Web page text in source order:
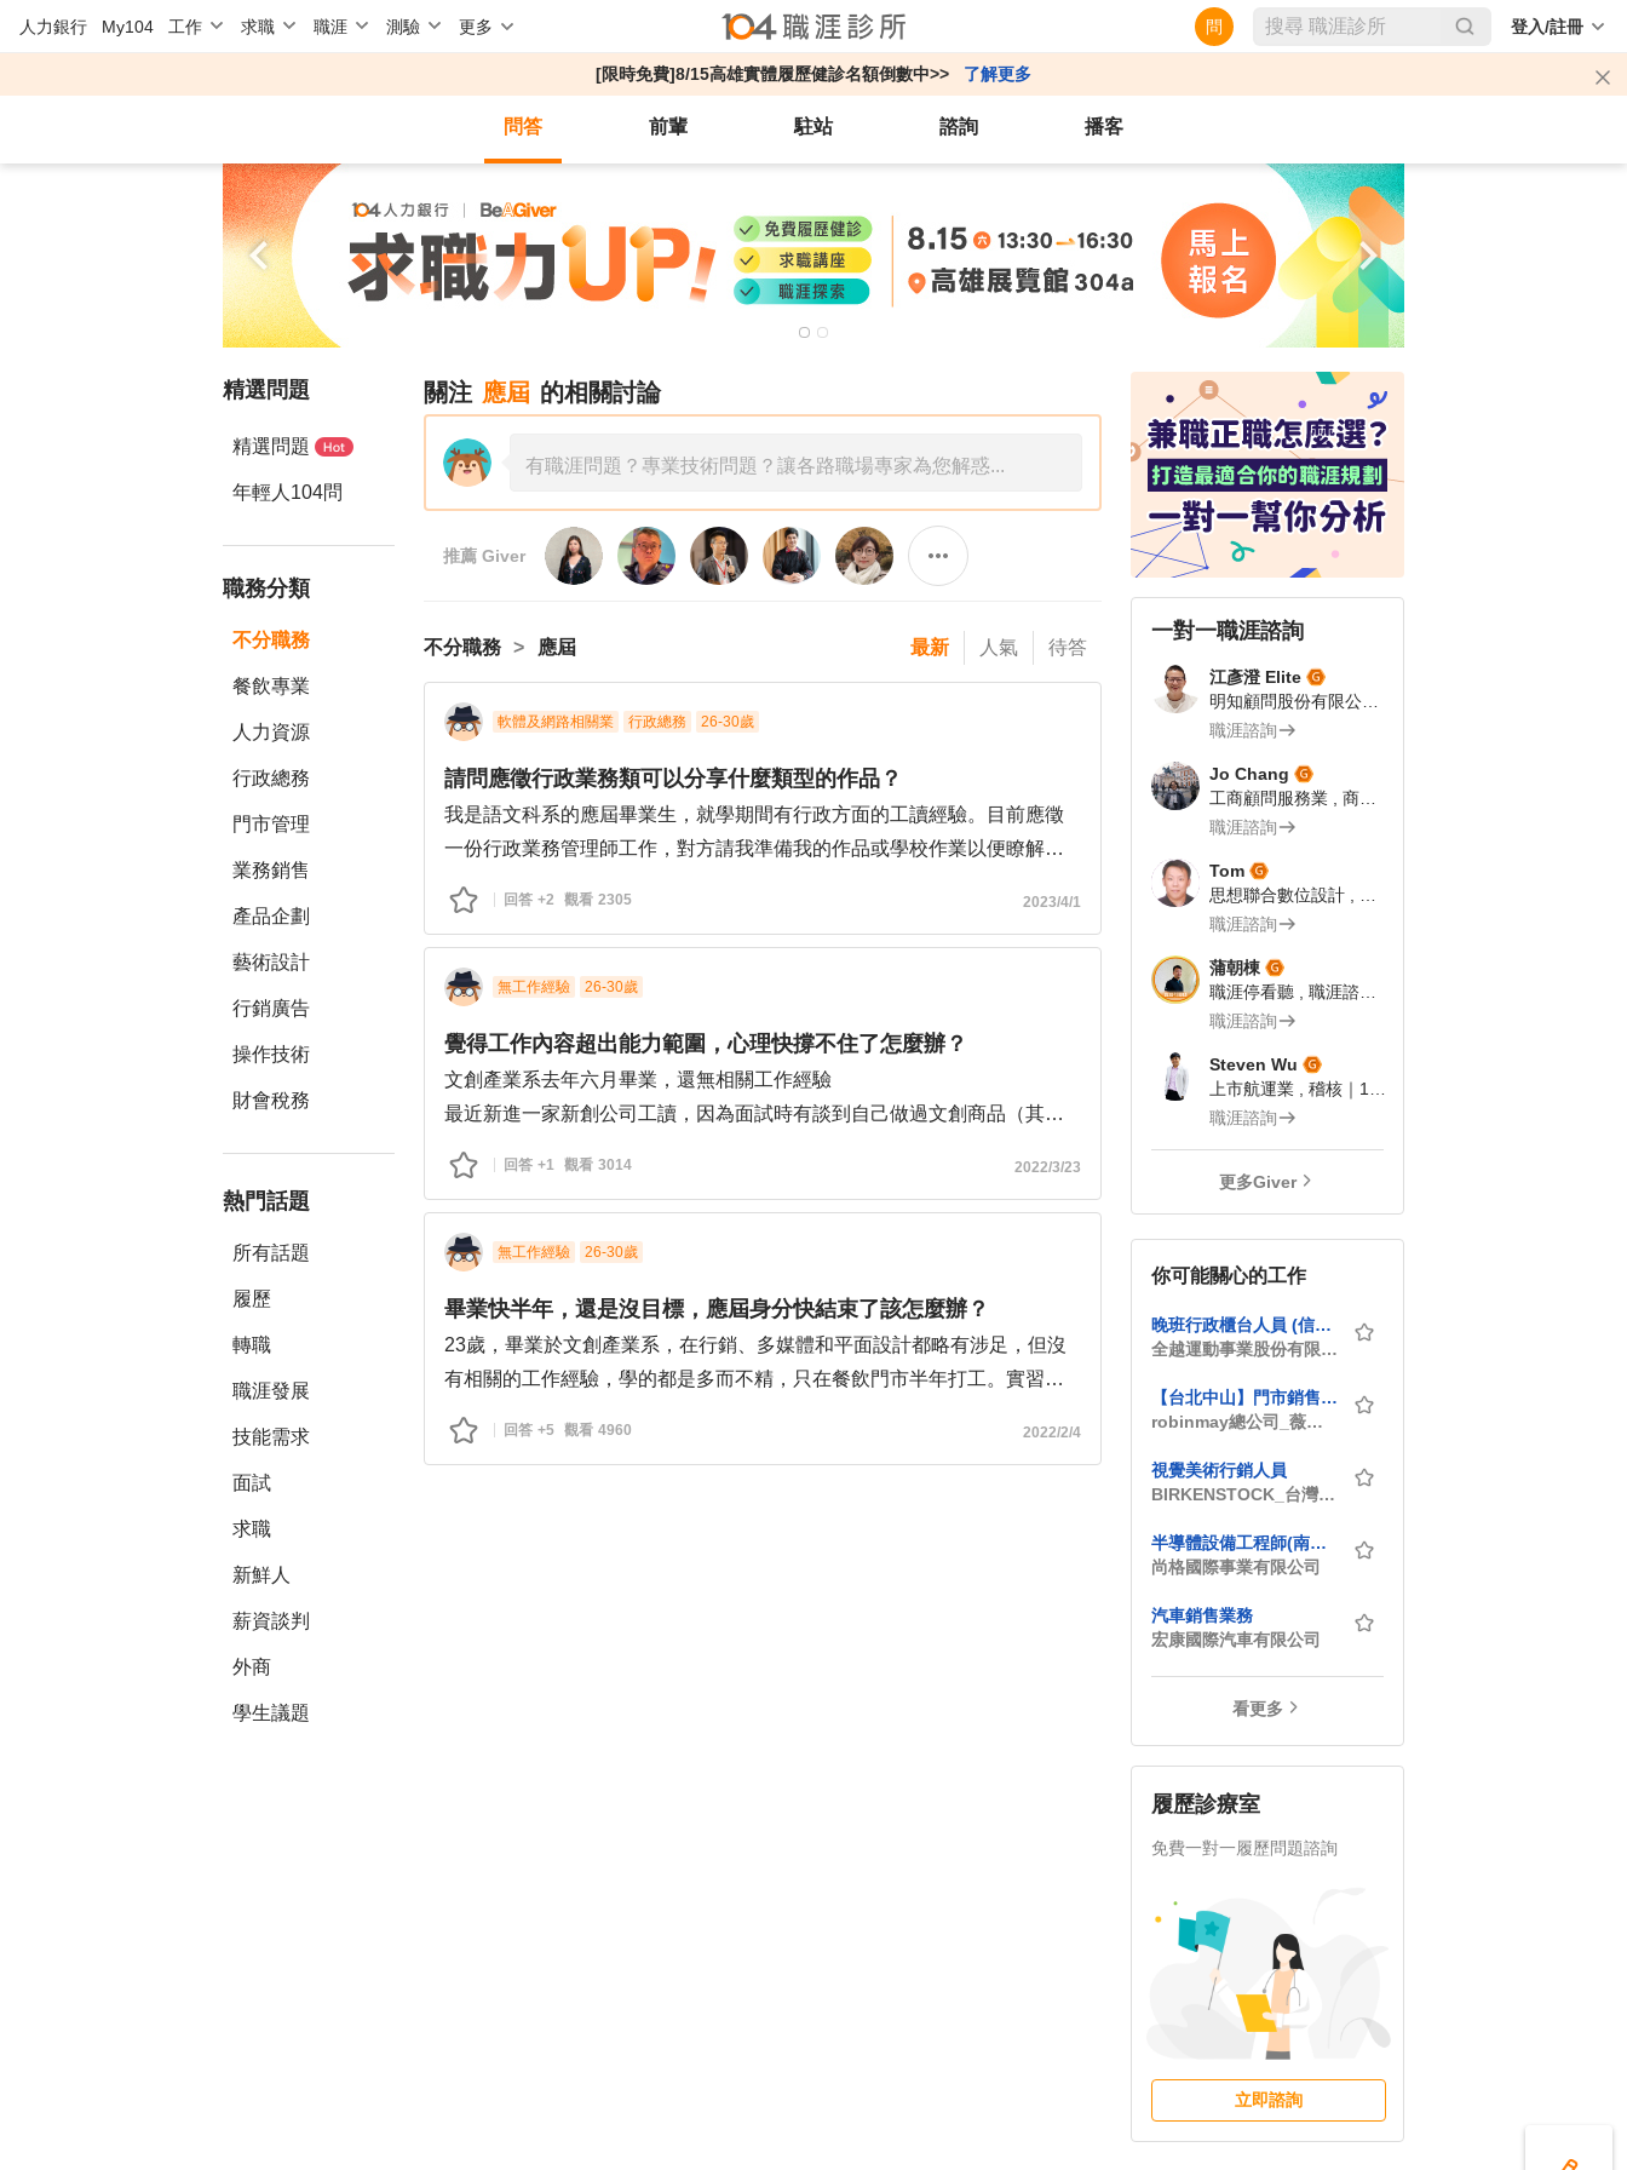
人力銀行 My104 工作 求職 職涯 測驗 更多 問 登入/註冊
[限時免費]8/15高雄實體履歷健診名額倒數中>> 了解更多
問答 前輩 駐站 諮詢 播客
精選問題
精選問題
年輕人104問
職務分類
不分職務
餐飲專業
人力資源
行政總務
門市管理
業務銷售
產品企劃
藝術設計
行銷廣告
操作技術
財會稅務
熱門話題
所有話題
履歷
轉職
職涯發展
技能需求
面試
求職
新鮮人
薪資談判
外商
學生議題
關注 應屆 的相關討論
推薦 Giver
不分職務 應屆 最新 人氣 待答
軟體及網路相關業 行政總務 26-30歲
請問應徵行政業務類可以分享什麼類型的作品？
我是語文科系的應屆畢業生，就學期間有行政方面的工讀經驗。目前應徵
一份行政業務管理師工作，對方請我準備我的作品或學校作業以便瞭解
我：
請問哪方面的作品可以展示我適合這份工作呢？
是平常學校上課報告用的ppt嗎？
還是我自己做一份關於我的ppt呢？
回答 +2 觀看 2305 2023/4/1
無工作經驗 26-30歲
覺得工作內容超出能力範圍，心理快撐不住了怎麼辦？
文創產業系去年六月畢業，還無相關工作經驗
最近新進一家新創公司工讀，因為面試時有談到自己做過文創商品（其實
也只是畢業製作，品質還沒到商業化程度），老闆可能是藉這個原因讓我
錄取
第一天開門見山讓我負責一項商品產出，找廠商生產出貨，包裝尺寸丈
量，也要負責部分美術設計。途中沒有職前訓練，沒有時薪，要等找好廠
因為才剛出社會，想要做點成績學點經驗，所以咬牙開始找廠商
當父母問有無勞保時覺得到似乎沒有，因為老闆只要了履歷和line，沒有簽
署其他東西；問廠商時發現公司給的印刷產出預算實在太少，廠商看起來
對我十分無奈；預估包裝尺寸內容時老闆要求太多，我自己經驗也沒到專
回答 +1 觀看 3014 2022/3/23
無工作經驗 26-30歲
畢業快半年，還是沒目標，應屆身分快結束了該怎麼辦？
23歲，畢業於文創產業系，在行銷、多媒體和平面設計都略有涉足，但沒
有相關的工作經驗，學的都是多而不精，只在餐飲門市半年打工。實習分
是依靠老師勉強拿到的，行銷自己只會理論而沒有實務經驗，平面或實體
作品大多都是一看就很粗糙的成品。
回答 +5 觀看 4960 2022/2/4
一對一職涯諮詢
江彥澄 Elite
職涯諮詢
Jo Chang
職涯諮詢
Tom
職涯諮詢
蒲朝棟
職涯諮詢
Steven Wu
職涯諮詢
更多Giver
你可能關心的工作
晚班行政櫃台人員 (信義運動中心)
全越運動事業股份有限公司
【台北中山】門市銷售夥伴｜門市擴編｜到職保底38K ｜月休9天｜歡迎應屆畢業生
robinmay總公司_薇恩股份有限公司
視覺美術行銷人員
BIRKENSTOCK_台灣勃肯股份有限公司
半導體設備工程師(南科-晶圓大廠)
尚格國際事業有限公司
汽車銷售業務
宏康國際汽車有限公司
看更多
履歷診療室
免費一對一履歷問題諮詢
立即諮詢